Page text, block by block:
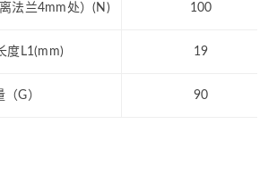
法兰4mm处）(N) 100
度L1(mm) 19
（G） 90